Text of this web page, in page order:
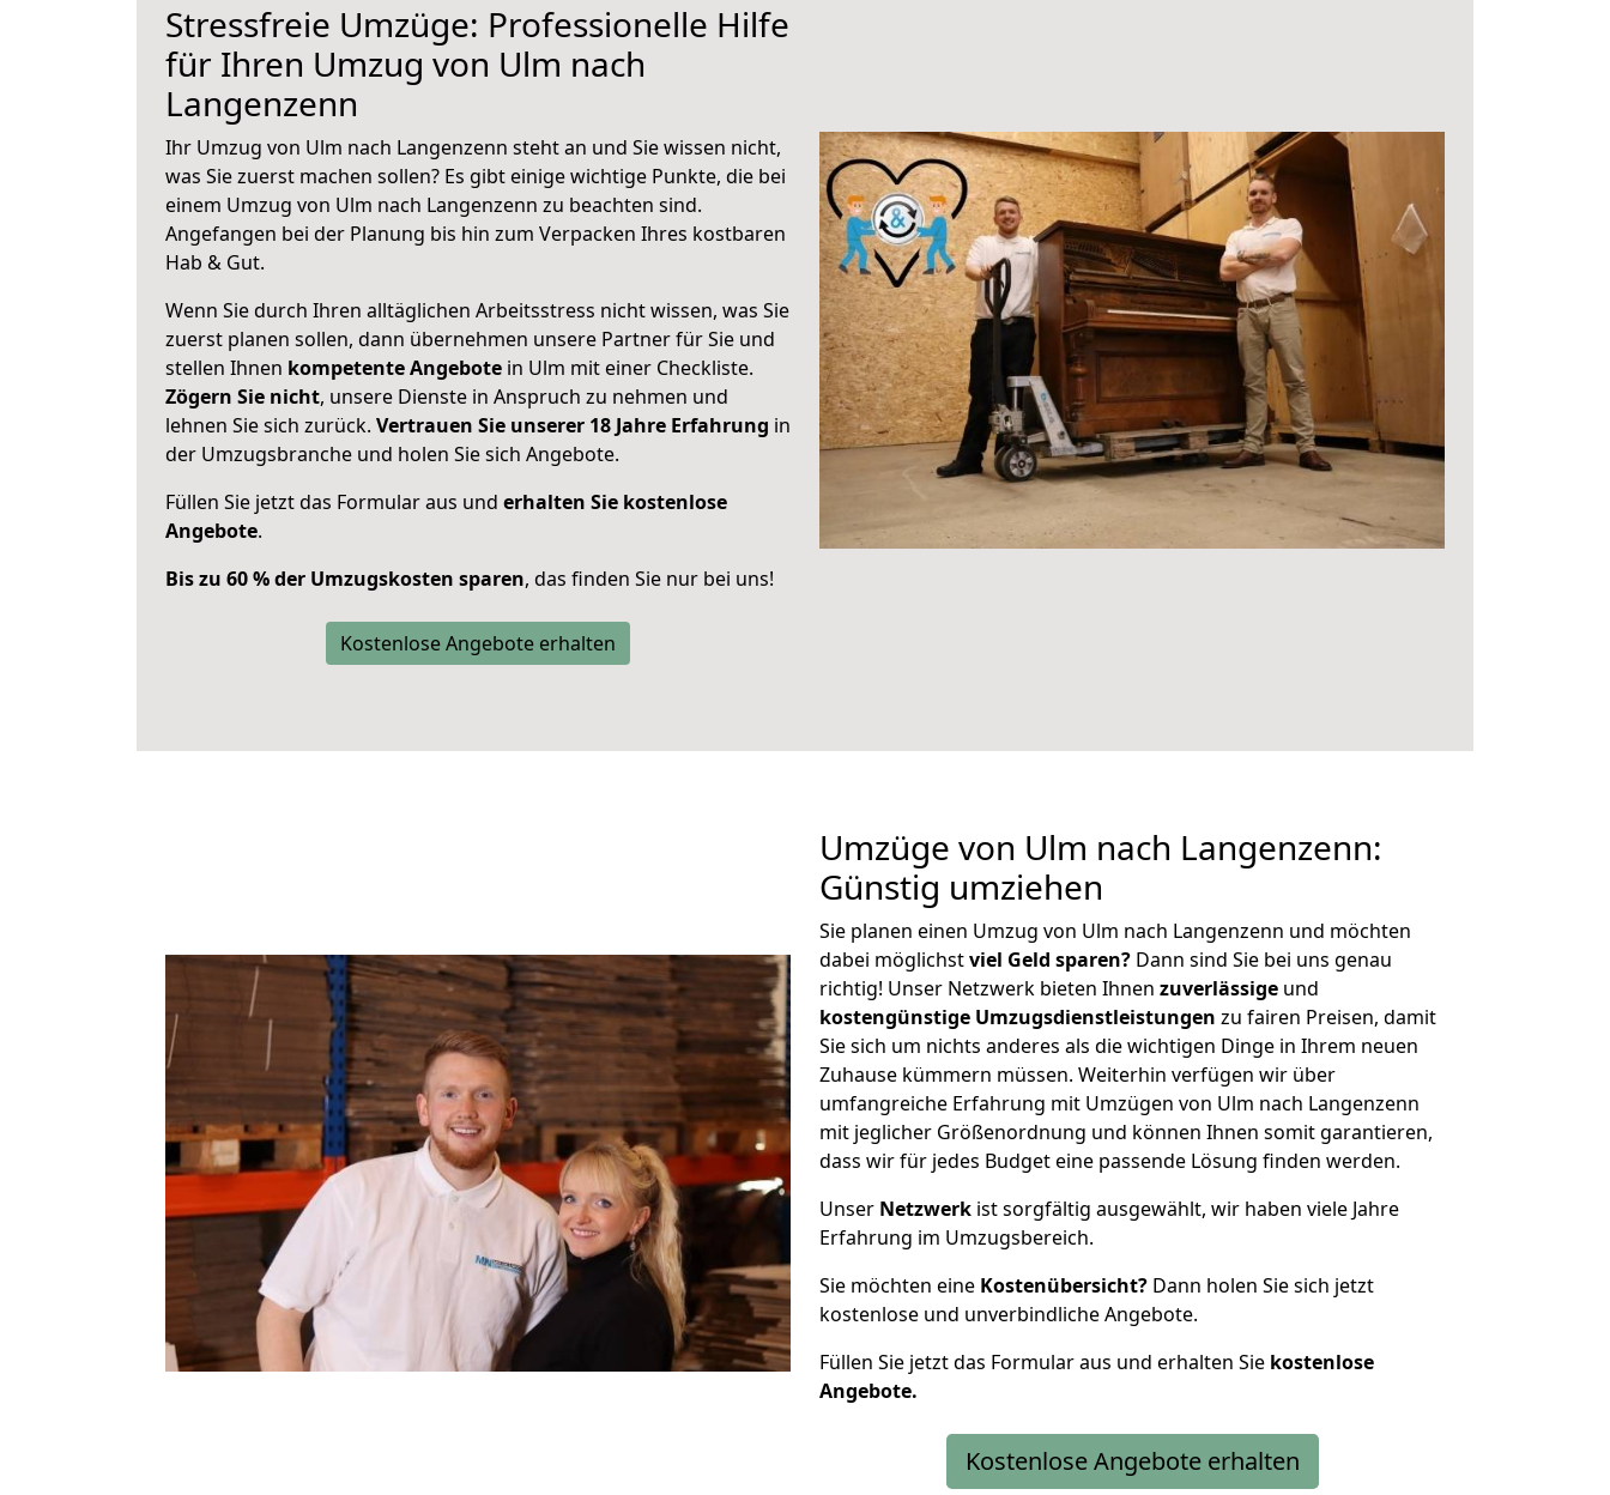
Stressfreie Umzüge: Professionelle Hilfe
für Ihren Umzug von Ulm nach
Langenzenn
Ihr Umzug von Ulm nach Langenzenn steht an und Sie wissen nicht,
was Sie zuerst machen sollen? Es gibt einige wichtige Punkte, die bei
einem Umzug von Ulm nach Langenzenn zu beachten sind.
Angefangen bei der Planung bis hin zum Verpacken Ihres kostbaren
Hab & Gut.
Wenn Sie durch Ihren alltäglichen Arbeitsstress nicht wissen, was Sie
zuerst planen sollen, dann übernehmen unsere Partner für Sie und
stellen Ihnen kompetente Angebote in Ulm mit einer Checkliste.
Zögern Sie nicht, unsere Dienste in Anspruch zu nehmen und
lehnen Sie sich zurück. Vertrauen Sie unserer 18 Jahre Erfahrung in
der Umzugsbranche und holen Sie sich Angebote.
Füllen Sie jetzt das Formular aus und erhalten Sie kostenlose
Angebote.
Bis zu 60 % der Umzugskosten sparen, das finden Sie nur bei uns!
Kostenlose Angebote erhalten
Umzüge von Ulm nach Langenzenn:
Günstig umziehen
Sie planen einen Umzug von Ulm nach Langenzenn und möchten
dabei möglichstviel Geld sparen? Dann sind Sie bei uns genau
richtig! Unser Netzwerk bieten Ihnen zuverlässige und
kostengünstige Umzugsdienstleistungen zu fairen Preisen, damit
Sie sich um nichts anderes als die wichtigen Dinge in Ihrem neuen
Zuhause kümmern müssen. Weiterhin verfügen wir über
umfangreiche Erfahrung mit Umzügen von Ulm nach Langenzenn
mit jeglicher Größenordnung und können Ihnen somit garantieren,
dass wir für jedes Budget eine passende Lösung finden werden.
Unser Netzwerk ist sorgfältig ausgewählt, wir haben viele Jahre
Erfahrung im Umzugsbereich.
Sie möchten eine Kostenübersicht? Dann holen Sie sich jetzt
kostenlose und unverbindliche Angebote.
Füllen Sie jetzt das Formular aus und erhalten Sie kostenlose
Angebote.
Kostenlose Angebote erhalten